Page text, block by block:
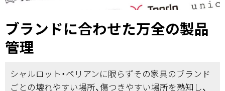
ブランドに合わせた万全の製品
管理
シャルロット・ペリアンに限らずその家具のブランド
ごとの壊れやすい場所、傷つきやすい場所を熟知し、